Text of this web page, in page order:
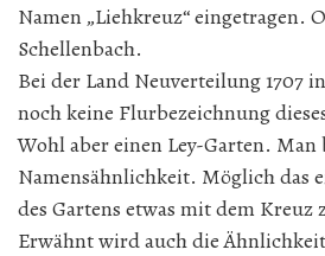
Namen „Liehkreuz“ eingetragen.
Schellenbach.
Bei der Land Neuverteilung 1707
noch keine Flurbezeichnung
Wohl aber einen Ley-Garten. Man
Namensähnlichkeit. Möglich das
des Gartens etwas mit dem Kreuz
Erwähnt wird auch die